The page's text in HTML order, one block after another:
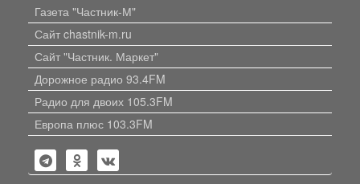
Газета "Частник-М"
Сайт chastnik-m.ru
Сайт "Частник. Маркет"
Дорожное радио 93.4FM
Радио для двоих 105.3FM
Европа плюс 103.3FM